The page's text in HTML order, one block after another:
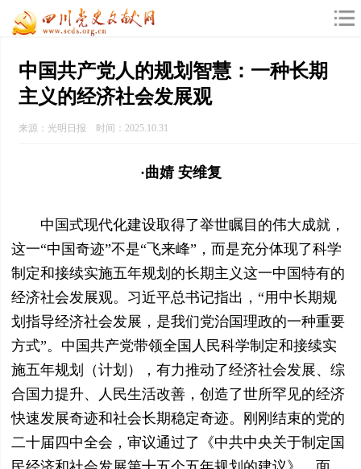
中国共产党人的规划智慧：一种长期
主义的经济社会发展观
来源：光明日报 时间：2025.10.31
·曲婧 安维复
中国式现代化建设取得了举世瞩目的伟大成就，
这一“中国奇迹”不是“飞来峰”，而是充分体现了科学
制定和接续实施五年规划的长期主义这一中国特有的
经济社会发展观。习近平总书记指出，“用中长期规
划指导经济社会发展，是我们党治国理政的一种重要
方式”。中国共产党带领全国人民科学制定和接续实
施五年规划（计划），有力推动了经济社会发展、综
合国力提升、人民生活改善，创造了世所罕见的经济
快速发展奇迹和社会长期稳定奇迹。刚刚结束的党的
二十届四中全会，审议通过了《中共中央关于制定国